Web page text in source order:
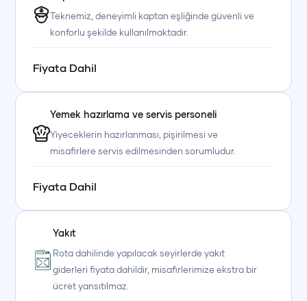
+90 (850) 242 50 50
+90 (850) 242 50 50
Teknemiz, deneyimli kaptan eşliğinde güvenli ve
konforlu şekilde kullanılmaktadır.
Fiyata Dahil
Yemek hazırlama ve servis personeli
Yiyeceklerin hazırlanması, pişirilmesi ve
misafirlere servis edilmesinden sorumludur.
Fiyata Dahil
Yakıt
Rota dahilinde yapılacak seyirlerde yakıt
giderleri fiyata dahildir, misafirlerimize ekstra bir
ücret yansıtılmaz.
+90 (850) 242 50 50